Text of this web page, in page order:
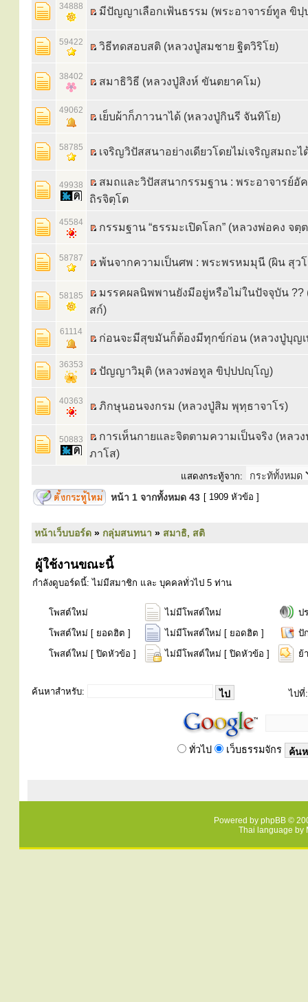
34888 มีปัญญาเลือกเฟ้นธรรม (พระอาจารย์ทูล ขิ
59422 วิธีทดสอบสติ (หลวงปู่สมชาย ฐิตวิริโย)
38402 สมาธิวิธี (หลวงปู่สิงห์ ขันตยาคโม)
49062
เย็บผ้าก็ภาวนาได้ (หลวงปู่กินรี จันทิโย)
58785 เจริญวิปัสสนาอย่างเดียวโดยไม่เจริญสมถะไ
49938
สมถและวิปัสสนากรรมฐาน : พระอาจารย์อั
ถิรจิตฺโต
45584 กรรมฐาน “ธรรมะเปิดโลก” (หลวงพ่อคง จตฺ
58787 พ้นจากความเป็นศพ : พระพรหมมุนี (ผิน สุว
58185
มรรคผลนิพพานยังมีอยู่หรือไม่ในปัจจุบัน ??
สก์)
61114
ก่อนจะมีสุขมันก็ต้องมีทุกข์ก่อน (หลวงปู่บุญเ
36353
ปัญญาวิมุติ (หลวงพ่อทูล ขิปฺปปญฺโญ)
40363 ภิกษุนอนจงกรม (หลวงปู่สิม พุทฺธาจาโร)
50883
การเห็นกายและจิตตามความเป็นจริง (หลว
ภาโส)
แสดงกระทู้จาก:
หน้า 1 จากทั้งหมด 43 [ 1909 หัวข้อ ]
หน้าเว็บบอร์ด » กลุ่มสนทนา » สมาธิ, สติ
ผู้ใช้งานขณะนี้
กำลังดูบอร์ดนี้: ไม่มีสมาชิก และ บุคคลทั่วไป 5 ท่าน
โพสต์ใหม่ ไม่มีโพสต์ใหม่
ป
โพสต์ใหม่ [ ยอดฮิต ]
ไม่มีโพสต์ใหม่ [ ยอดฮิต ]
ปั
โพสต์ใหม่ [ ปิดหัวข้อ ]
ไม่มีโพสต์ใหม่ [ ปิดหัวข้อ ] ย้
ค้นหาสำหรับ: ไปที่:
ทั่วไป เว็บธรรมจักร
Powered by phpBB ©
Thai language by